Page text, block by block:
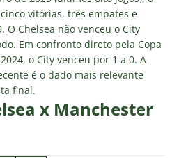
vitórias, três empates e
O Chelsea não venceu o City
Em confronto direto pela Copa
o City venceu por 1 a 0. A
é o dado mais relevante
final.
x Manchester